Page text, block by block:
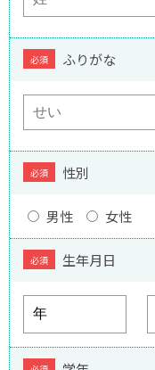
必須 ふりがな
必須 性別
男性 女性
必須 生年月日